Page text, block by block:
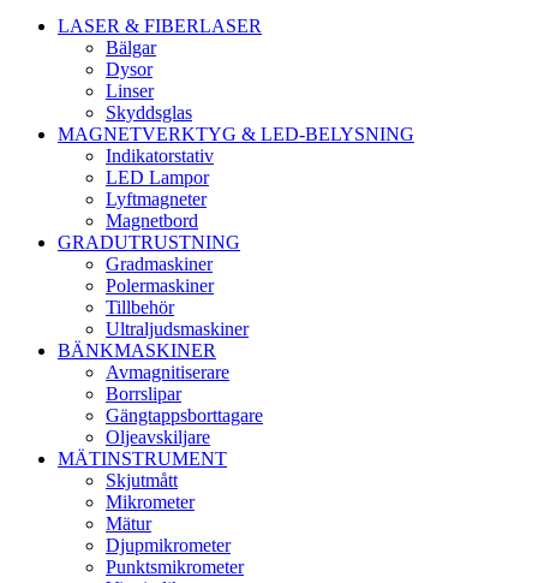
LASER & FIBERLASER
Bälgar
Dysor
Linser
Skyddsglas
MAGNETVERKTYG & LED-BELYSNING
Indikatorstativ
LED Lampor
Lyftmagneter
Magnetbord
GRADUTRUSTNING
Gradmaskiner
Polermaskiner
Tillbehör
Ultraljudsmaskiner
BÄNKMASKINER
Avmagnitiserare
Borrslipar
Gängtappsborttagare
Oljeavskiljare
MÄTINSTRUMENT
Skjutmått
Mikrometer
Mätur
Djupmikrometer
Punktsmikrometer